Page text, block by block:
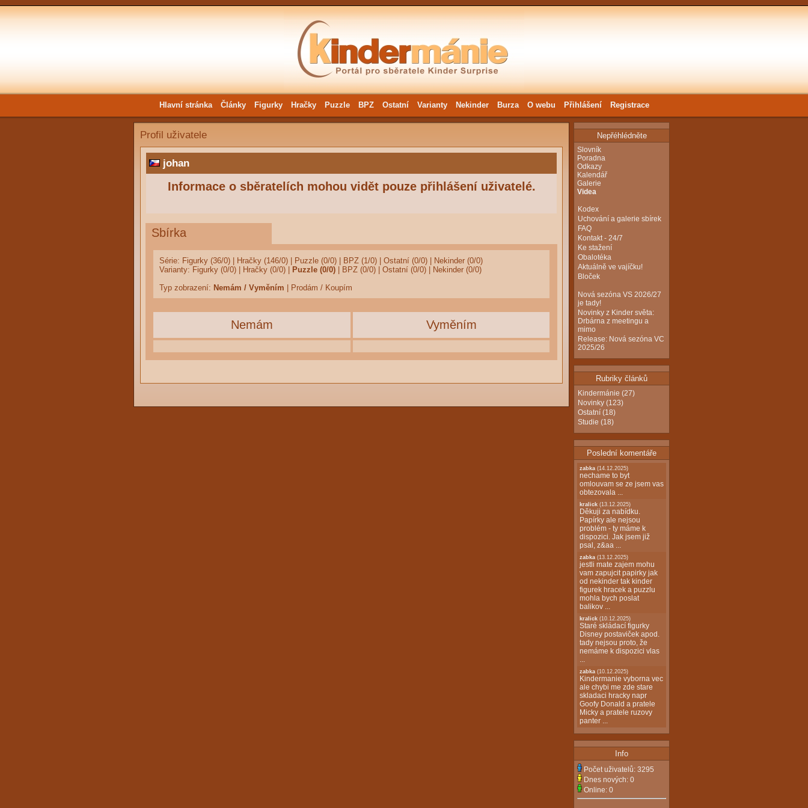
Hlavní stránka Články Figurky Hračky Puzzle BPZ Ostatní Varianty Nekinder Burza O webu Přihlášení Registrace
Profil uživatele
johan
Informace o sběratelích mohou vidět pouze přihlášení uživatelé.
Sbírka
Série: Figurky (36/0) Hračky (146/0) Puzzle (0/0) BPZ (1/0) Ostatní (0/0)
Nekinder (0/0)
Varianty: Figurky (0/0) Hračky (0/0) Puzzle (0/0) BPZ (0/0) Ostatní (0/0)
Nekinder (0/0)
Typ zobrazení: Nemám / Vyměním Prodám / Koupím
Nemám Vyměním
Nepřéhlédněte
Slovník
Poradna
Odkazy
Kalendář
Galerie
Videa
Kodex
Uchování a galerie sbírek
FAQ
Kontakt - 24/7
Ke stažení
Obalotéka
Aktuálně ve vajíčku!
Bloček
Nová sezóna VS 2026/27
je tady!
Novinky z Kinder světa:
Drbárna z meetingu a
mimo
Release: Nová sezóna VC
2025/26
Rubriky článků
Kindermánie (27)
Novinky (123)
Ostatní (18)
Studie (18)
Poslední komentáře
zabka (14.12.2025)
nechame to byt
omlouvam se ze jsem vas
obtezovala ...
kralick (13.12.2025)
Děkuji za nabídku.
Papírky ale nejsou
problém - ty máme k
dispozici. Jak jsem již
psal, z&aa ...
zabka (13.12.2025)
jestli mate zajem mohu
vam zapujcit papirky jak
od nekinder tak kinder
figurek hracek a puzzlu
mohla bych poslat
balikov ...
kralick (10.12.2025)
Staré skládací figurky
Disney postaviček apod.
tady nejsou proto, že
nemáme k dispozici vlas
...
zabka (10.12.2025)
Kindermanie vyborna vec
ale chybi me zde stare
skladaci hracky napr
Goofy Donald a pratele
Micky a pratele ruzovy
panter ...
Info
Počet uživatelů: 3295
Dnes nových: 0
Online: 0